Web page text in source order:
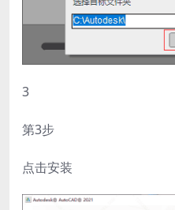
3
第3步
点击安装